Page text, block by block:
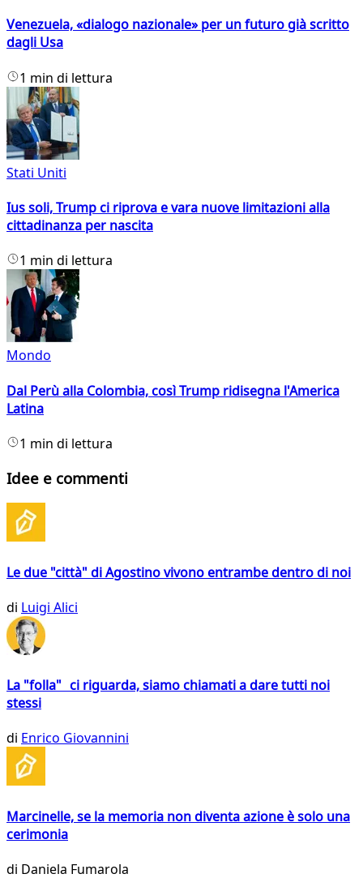
Venezuela, «dialogo nazionale» per un futuro già scritto
dagli Usa
1 min di lettura
Stati Uniti
Ius soli, Trump ci riprova e vara nuove limitazioni alla
cittadinanza per nascita
1 min di lettura
Mondo
Dal Perù alla Colombia, così Trump ridisegna l'America
Latina
1 min di lettura
Idee e commenti
Le due "città" di Agostino vivono entrambe dentro di noi
di Luigi Alici
La "folla" ci riguarda, siamo chiamati a dare tutti noi
stessi
di Enrico Giovannini
Marcinelle, se la memoria non diventa azione è solo una
cerimonia
di Daniela Fumarola